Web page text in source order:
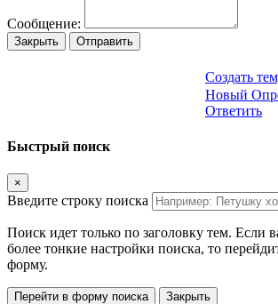
Сообщение:
Закрыть Отправить
Создать
Новый
Ответить
Быстрый поиск
×
Введите строку поиска
Поиск идет только по заголовку тем. Если
более тонкие настройки поиска, то
форму.
Перейти в форму поиска Закрыть